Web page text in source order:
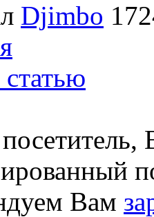
Djimbo
статью
Вам